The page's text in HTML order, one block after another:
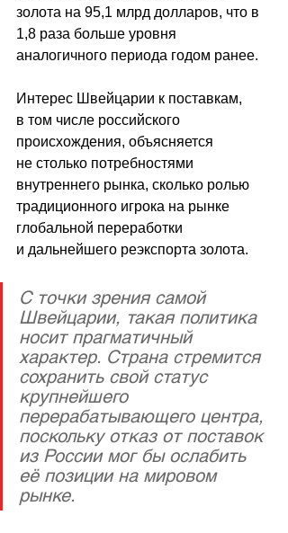
золота на 95,1 млрд долларов, что в
1,8 раза больше уровня
аналогичного периода годом ранее.
Интерес Швейцарии к поставкам,
в том числе российского
происхождения, объясняется
не столько потребностями
внутреннего рынка, сколько ролью
традиционного игрока на рынке
глобальной переработки
и дальнейшего реэкспорта золота.
С точки зрения самой
Швейцарии, такая политика
носит прагматичный
характер. Страна стремится
сохранить свой статус
крупнейшего
перерабатывающего центра,
поскольку отказ от поставок
из России мог бы ослабить
её позиции на мировом
рынке.